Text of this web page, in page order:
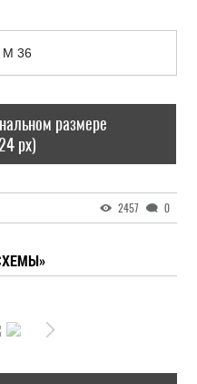
размере
px)
2457 0